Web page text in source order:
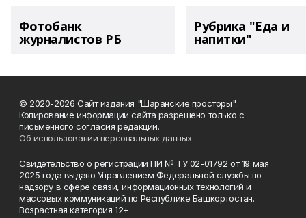
Фотобанк
журналистов РБ
Рубрика "Еда и
напитки"
© 2020-2026 Сайт издания "Шаранские просторы".
Копирование информации сайта разрешено только с
письменного согласия редакции.
Об использовании персональных данных
Свидетельство о регистрации ПИ № ТУ 02-01792 от 19 мая
2025 года выдано Управлением Федеральной службы по
надзору в сфере связи, информационных технологий и
массовых коммуникаций по Республике Башкортостан.
Возрастная категория 12+